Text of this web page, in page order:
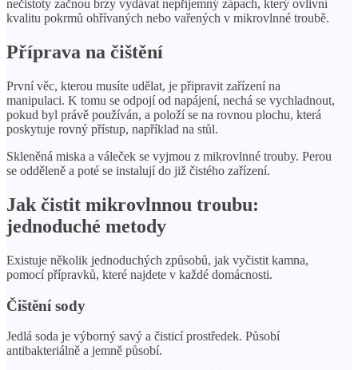
nečistoty začnou brzy vydávat nepříjemný zápach, který ovlivní
kvalitu pokrmů ohřívaných nebo vařených v mikrovlnné troubě.
Příprava na čištění
První věc, kterou musíte udělat, je připravit zařízení na
manipulaci. K tomu se odpojí od napájení, nechá se vychladnout,
pokud byl právě používán, a položí se na rovnou plochu, která
poskytuje rovný přístup, například na stůl.
Skleněná miska a váleček se vyjmou z mikrovlnné trouby. Perou
se odděleně a poté se instalují do již čistého zařízení.
Jak čistit mikrovlnnou troubu:
jednoduché metody
Existuje několik jednoduchých způsobů, jak vyčistit kamna,
pomocí přípravků, které najdete v každé domácnosti.
Čištění sody
Jedlá soda je výborný savý a čisticí prostředek. Působí
antibakteriálně a jemně působí.